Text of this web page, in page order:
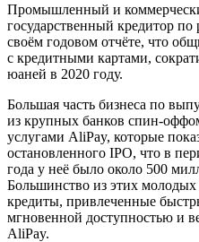
Промышленный и
государственный кредитор по
своём годовом отчёте, что
с кредитными картами,
юаней в 2020 году.
Большая часть бизнеса по
из крупных банков спин-
услугами AliPay, которые
остановленного IPO, что в
года у неё было около 500
Большинство из этих
кредиты, привлеченные
мгновенной доступностью и
AliPay.